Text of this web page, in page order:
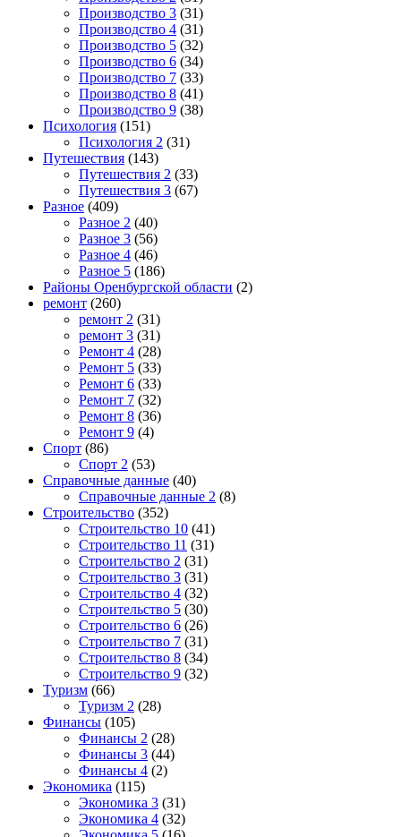
Производство 3 (31)
Производство 4 (31)
Производство 5 (32)
Производство 6 (34)
Производство 7 (33)
Производство 8 (41)
Производство 9 (38)
Психология (151)
Психология 2 (31)
Путешествия (143)
Путешествия 2 (33)
Путешествия 3 (67)
Разное (409)
Разное 2 (40)
Разное 3 (56)
Разное 4 (46)
Разное 5 (186)
Районы Оренбургской области (2)
ремонт (260)
ремонт 2 (31)
ремонт 3 (31)
Ремонт 4 (28)
Ремонт 5 (33)
Ремонт 6 (33)
Ремонт 7 (32)
Ремонт 8 (36)
Ремонт 9 (4)
Спорт (86)
Спорт 2 (53)
Справочные данные (40)
Справочные данные 2 (8)
Строительство (352)
Строительство 10 (41)
Строительство 11 (31)
Строительство 2 (31)
Строительство 3 (31)
Строительство 4 (32)
Строительство 5 (30)
Строительство 6 (26)
Строительство 7 (31)
Строительство 8 (34)
Строительство 9 (32)
Туризм (66)
Туризм 2 (28)
Финансы (105)
Финансы 2 (28)
Финансы 3 (44)
Финансы 4 (2)
Экономика (115)
Экономика 3 (31)
Экономика 4 (32)